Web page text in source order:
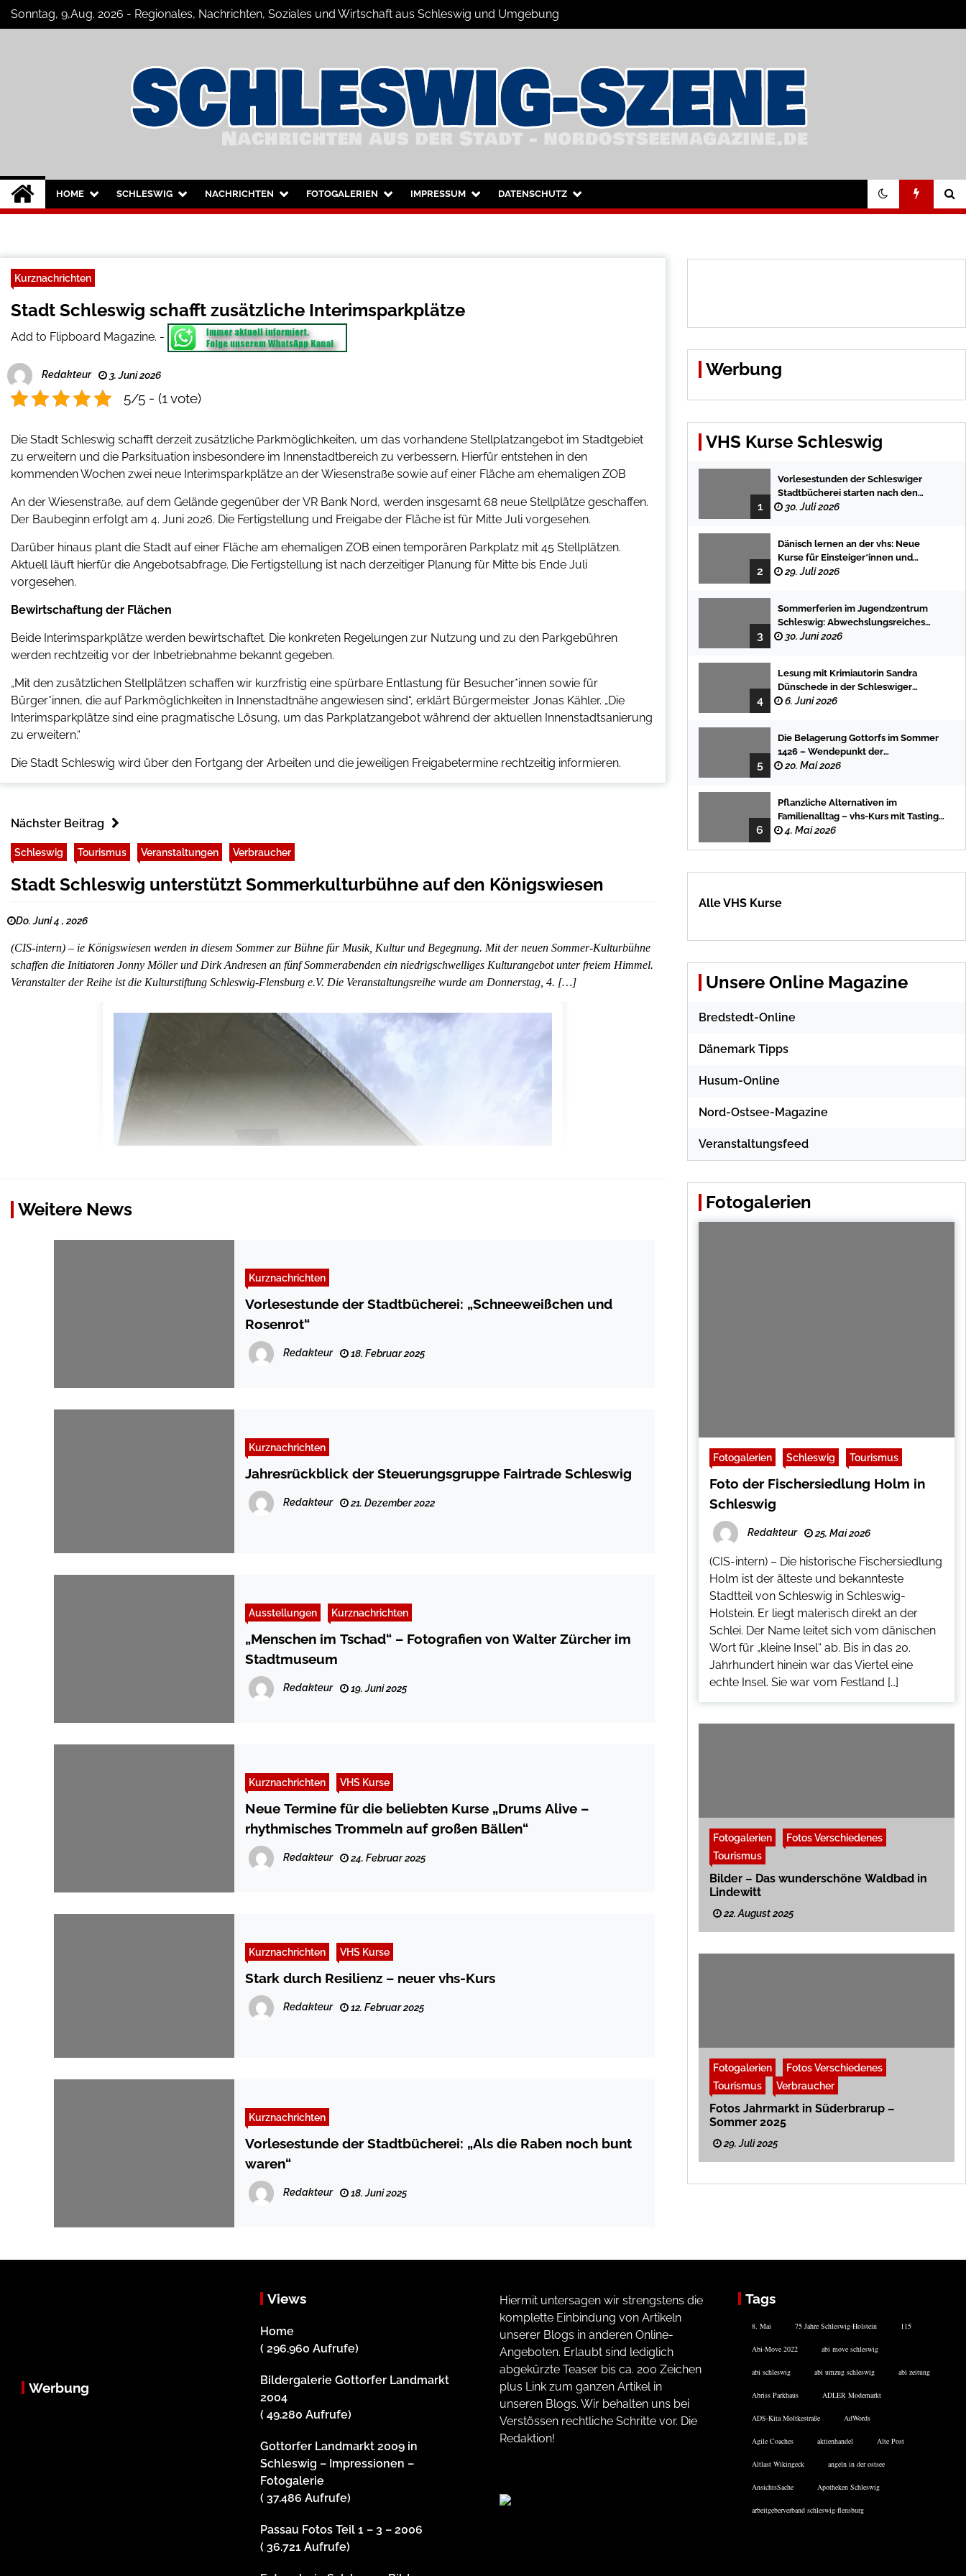
SkipSonntag, 9,Aug. 2026 - Regionales, Nachrichten, Soziales und Wirtschaft aus Schleswig und Umgebung
Schleswig Szene
Neuigkeiten und Nachrichten aus Schleswig und Umgebung
HOME SCHLESWIG NACHRICHTEN FOTOGALERIEN IMPRESSUM DATENSCHUTZ
Kurznachrichten
Stadt Schleswig schafft zusätzliche Interimsparkplätze
Add to Flipboard Magazine. -
Redakteur 3. Juni 2026
5/5 - (1 vote)
Die Stadt Schleswig schafft derzeit zusätzliche Parkmöglichkeiten, um das vorhandene Stellplatzangebot im Stadtgebiet
zu erweitern und die Parksituation insbesondere im Innenstadtbereich zu verbessern. Hierfür entstehen in den
kommenden Wochen zwei neue Interimsparkplätze an der Wiesenstraße sowie auf einer Fläche am ehemaligen ZOB
An der Wiesenstraße, auf dem Gelände gegenüber der VR Bank Nord, werden insgesamt 68 neue Stellplätze geschaffen.
Der Baubeginn erfolgt am 4. Juni 2026. Die Fertigstellung und Freigabe der Fläche ist für Mitte Juli vorgesehen.
Darüber hinaus plant die Stadt auf einer Fläche am ehemaligen ZOB einen temporären Parkplatz mit 45 Stellplätzen.
Aktuell läuft hierfür die Angebotsabfrage. Die Fertigstellung ist nach derzeitiger Planung für Mitte bis Ende Juli
vorgesehen.
Bewirtschaftung der Flächen
Beide Interimsparkplätze werden bewirtschaftet. Die konkreten Regelungen zur Nutzung und zu den Parkgebühren
werden rechtzeitig vor der Inbetriebnahme bekannt gegeben.
„Mit den zusätzlichen Stellplätzen schaffen wir kurzfristig eine spürbare Entlastung für Besucher*innen sowie für
Bürger*innen, die auf Parkmöglichkeiten in Innenstadtnähe angewiesen sind“, erklärt Bürgermeister Jonas Kähler. „Die
Interimsparkplätze sind eine pragmatische Lösung, um das Parkplatzangebot während der aktuellen Innenstadtsanierung
zu erweitern.“
Die Stadt Schleswig wird über den Fortgang der Arbeiten und die jeweiligen Freigabetermine rechtzeitig informieren.
Nächster Beitrag
Schleswig Tourismus Veranstaltungen Verbraucher
Stadt Schleswig unterstützt Sommerkulturbühne auf den Königswiesen
Do. Juni 4 , 2026
(CIS-intern) – ie Königswiesen werden in diesem Sommer zur Bühne für Musik, Kultur und Begegnung. Mit der neuen Sommer-Kulturbühne
schaffen die Initiatoren Jonny Möller und Dirk Andresen an fünf Sommerabenden ein niedrigschwelliges Kulturangebot unter freiem Himmel.
Veranstalter der Reihe ist die Kulturstiftung Schleswig-Flensburg e.V. Die Veranstaltungsreihe wurde am Donnerstag, 4. […]
Weitere News
Kurznachrichten
Vorlesestunde der Stadtbücherei: „Schneeweißchen und
Rosenrot“
Redakteur 18. Februar 2025
Kurznachrichten
Jahresrückblick der Steuerungsgruppe Fairtrade Schleswig
Redakteur 21. Dezember 2022
Ausstellungen Kurznachrichten
„Menschen im Tschad“ – Fotografien von Walter Zürcher im
Stadtmuseum
Redakteur 19. Juni 2025
Kurznachrichten VHS Kurse
Neue Termine für die beliebten Kurse „Drums Alive –
rhythmisches Trommeln auf großen Bällen“
Redakteur 24. Februar 2025
Kurznachrichten VHS Kurse
Stark durch Resilienz – neuer vhs-Kurs
Redakteur 12. Februar 2025
Kurznachrichten
Vorlesestunde der Stadtbücherei: „Als die Raben noch bunt
waren“
Redakteur 18. Juni 2025
Werbung
VHS Kurse Schleswig
1
Vorlesestunden der Schleswiger
Stadtbücherei starten nach den
Sommerferien mit spannenden
30. Juli 2026
2
Dänisch lernen an der vhs: Neue
Kurse für Einsteiger*innen und
Fortgeschrittene
29. Juli 2026
3
Sommerferien im Jugendzentrum
Schleswig: Abwechslungsreiches
Programm für Kinder und Jugendliche
30. Juni 2026
4
Lesung mit Krimiautorin Sandra
Dünschede in der Schleswiger
Stadtbücherei
6. Juni 2026
5
Die Belagerung Gottorfs im Sommer
1426 – Wendepunkt der
Landesgeschichte
20. Mai 2026
6
Pflanzliche Alternativen im
Familienalltag – vhs-Kurs mit Tasting
und einfachen DIY-Rezepten
4. Mai 2026
Alle VHS Kurse
Unsere Online Magazine
Bredstedt-Online
Dänemark Tipps
Husum-Online
Nord-Ostsee-Magazine
Veranstaltungsfeed
Fotogalerien
Fotogalerien Schleswig Tourismus
Foto der Fischersiedlung Holm in
Schleswig
Redakteur 25. Mai 2026
(CIS-intern) – Die historische Fischersiedlung
Holm ist der älteste und bekannteste
Stadtteil von Schleswig in Schleswig-
Holstein. Er liegt malerisch direkt an der
Schlei. Der Name leitet sich vom dänischen
Wort für „kleine Insel“ ab. Bis in das 20.
Jahrhundert hinein war das Viertel eine
echte Insel. Sie war vom Festland […]
Fotogalerien
Fotos Verschiedenes
Tourismus
Bilder – Das wunderschöne Waldbad in
Lindewitt
22. August 2025
Fotogalerien
Fotos Verschiedenes
Tourismus
Verbraucher
Fotos Jahrmarkt in Süderbrarup –
Sommer 2025
29. Juli 2025
Werbung
Views
Home
( 296.960 Aufrufe)
Bildergalerie Gottorfer Landmarkt
2004
( 49.280 Aufrufe)
Gottorfer Landmarkt 2009 in
Schleswig – Impressionen –
Fotogalerie
( 37.486 Aufrufe)
Passau Fotos Teil 1 – 3 – 2006
( 36.721 Aufrufe)
Hiermit untersagen wir strengstens die
komplette Einbindung von Artikeln
unserer Blogs in anderen Online-
Angeboten. Erlaubt sind lediglich
abgekürzte Teaser bis ca. 200 Zeichen
plus Link zum ganzen Artikel in
unseren Blogs. Wir behalten uns bei
Verstössen rechtliche Schritte vor. Die
Redaktion!
Tags
8. Mai 75 Jahre Schleswig-Holstein 115
Abi-Move 2022 abi move schleswig
abi schleswig abi umzug schleswig abi zeitung
Abriss Parkhaus ADLER Modemarkt
ADS-Kita Moltkestraße AdWords
Agile Coaches aktienhandel Alte Post
Altlast Wikingeck angeln in der ostsee
AnsichtsSache Apotheken Schleswig
arbeitgeberverband schleswig-flensburg